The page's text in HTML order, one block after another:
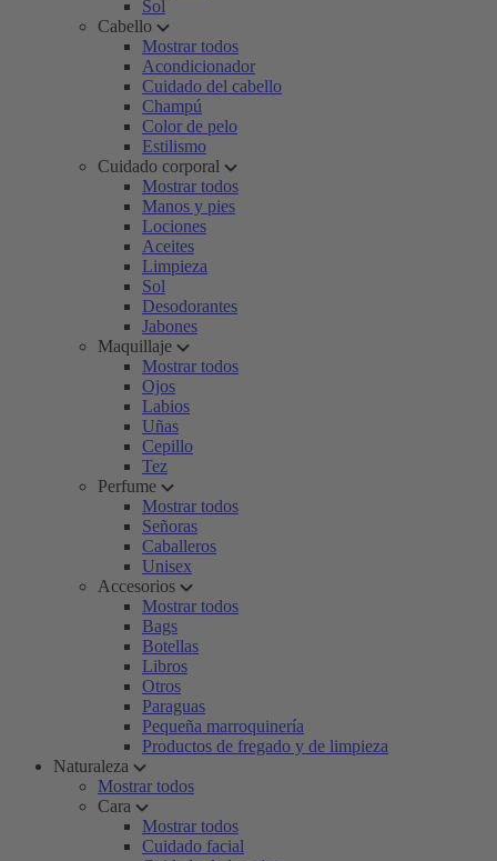
Sol
Cabello
Mostrar todos
Acondicionador
Cuidado del cabello
Champú
Color de pelo
Estilismo
Cuidado corporal
Mostrar todos
Manos y pies
Lociones
Aceites
Limpieza
Sol
Desodorantes
Jabones
Maquillaje
Mostrar todos
Ojos
Labios
Uñas
Cepillo
Tez
Perfume
Mostrar todos
Señoras
Caballeros
Unisex
Accesorios
Mostrar todos
Bags
Botellas
Libros
Otros
Paraguas
Pequeña marroquinería
Productos de fregado y de limpieza
Naturaleza
Mostrar todos
Cara
Mostrar todos
Cuidado facial